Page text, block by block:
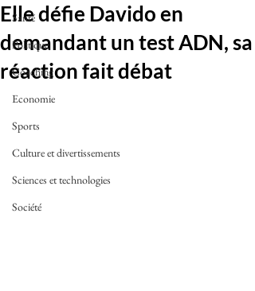
Santé
Politique
Coaching
Economie
Sports
Culture et divertissements
Sciences et technologies
Société
Elle défie Davido en
demandant un test ADN, sa
réaction fait débat